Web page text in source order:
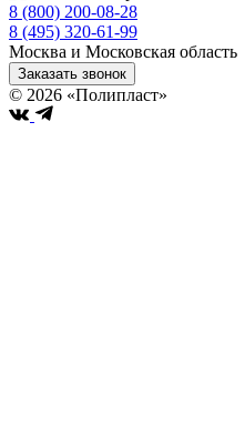
8 (800) 200-08-28
8 (495) 320-61-99
Москва и Московская область
Заказать звонок
© 2026 «Полипласт»